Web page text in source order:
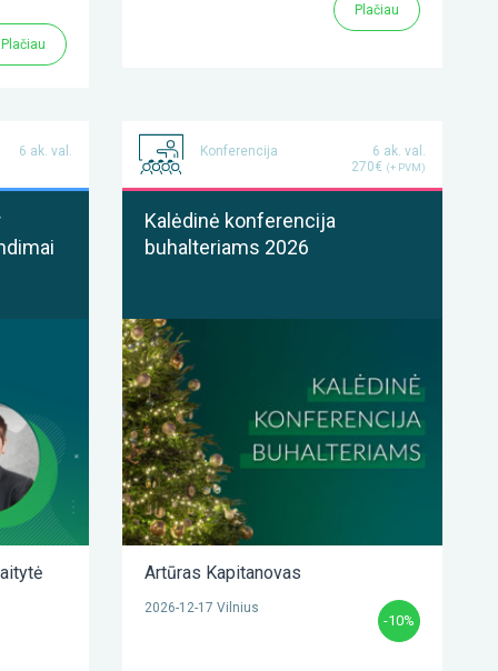
Plačiau
Plačiau
6 ak. val. Konferencija
6 ak. val.
270€ (+ PVM)
Kalėdinė konferencija
buhalteriams 2026
Artūras Kapitanovas
2026-12-17 Vilnius
-10%